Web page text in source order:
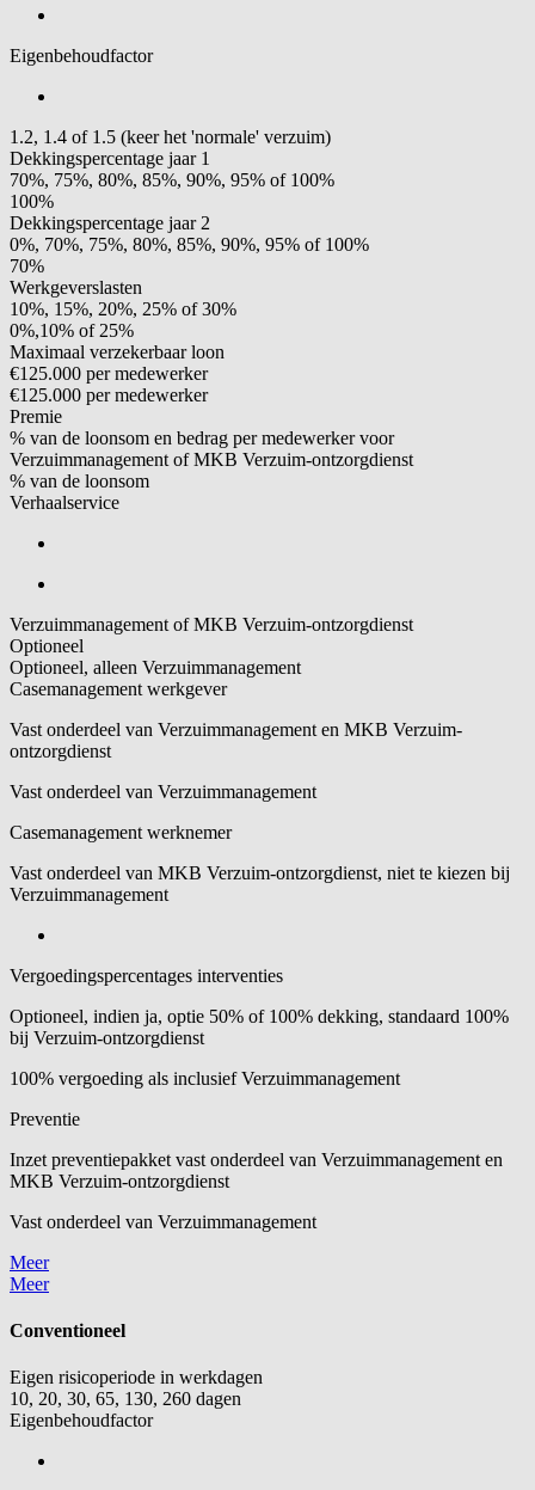
Eigenbehoudfactor
1.2, 1.4 of 1.5 (keer het 'normale' verzuim)
Dekkingspercentage jaar 1
70%, 75%, 80%, 85%, 90%, 95% of 100%
100%
Dekkingspercentage jaar 2
0%, 70%, 75%, 80%, 85%, 90%, 95% of 100%
70%
Werkgeverslasten
10%, 15%, 20%, 25% of 30%
0%,10% of 25%
Maximaal verzekerbaar loon
€125.000 per medewerker
€125.000 per medewerker
Premie
% van de loonsom en bedrag per medewerker voor
Verzuimmanagement of MKB Verzuim-ontzorgdienst
% van de loonsom
Verhaalservice
Verzuimmanagement of MKB Verzuim-ontzorgdienst
Optioneel
Optioneel, alleen Verzuimmanagement
Casemanagement werkgever
Vast onderdeel van Verzuimmanagement en MKB Verzuim-
ontzorgdienst
Vast onderdeel van Verzuimmanagement
Casemanagement werknemer
Vast onderdeel van MKB Verzuim-ontzorgdienst, niet te kiezen bij
Verzuimmanagement
Vergoedingspercentages interventies
Optioneel, indien ja, optie 50% of 100% dekking, standaard 100%
bij Verzuim-ontzorgdienst
100% vergoeding als inclusief Verzuimmanagement
Preventie
Inzet preventiepakket vast onderdeel van Verzuimmanagement en
MKB Verzuim-ontzorgdienst
Vast onderdeel van Verzuimmanagement
Meer
Meer
Conventioneel
Eigen risicoperiode in werkdagen
10, 20, 30, 65, 130, 260 dagen
Eigenbehoudfactor